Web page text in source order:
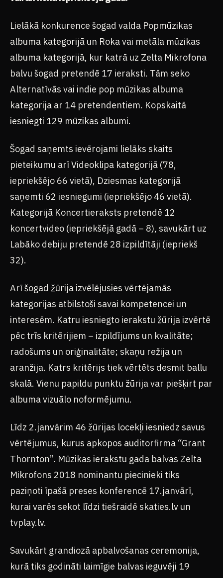
Lielākā konkurence šogad valda Popmūzikas
albuma kategorijā un Roka vai metāla mūzikas
albuma kategorijā, kur katrā uz Zelta Mikrofona
balvu šogad pretendē 17 ieraksti. Tām seko
Alternatīvās vai indie pop mūzikas albuma
kategorija ar 14 pretendentiem. Kopskaitā
iesniegti 129 mūzikas albumi.
Šogad saņemts ievērojami lielāks skaits
pieteikumu arī Videoklipa kategorijā (78,
iepriekšējo 66 vietā), Dziesmas kategorijā
saņemti 62 iesniegumi (iepriekšējo 46 vietā).
Kategorijā Koncertieraksts pretendē 12
koncertvideo (iepriekšējā gadā – 8), savukārt uz
Labāko debiju pretendē 28 izpildītāji (iepriekš
32).
Arī šogad žūrija izvēlējusies vērtējamās
kategorijas atbilstoši savai kompetencei un
interesēm. Katru iesniegto ierakstu žūrija izvērtē
pēc trīs kritērijiem – izpildījums un kvalitāte;
radošums un oriģinalitāte; skaņu režija un
aranžija. Katrs kritērijs tiek vērtēts desmit ballu
skalā. Vienu papildu punktu žūrija var piešķirt par
albuma vizuālo noformējumu.
Līdz 2.janvārim 46 žūrijas locekļi iesniedz savus
vērtējumus, kurus apkopos auditorfirma “Grant
Thornton”. Mūzikas ierakstu gada balvas Zelta
Mikrofons 2018 nominantu piecinieki tiks
paziņoti īpašā preses konferencē 17.janvārī,
kurai varēs sekot līdzi tiešraidē skaties.lv un
tvplay.lv.
Savukārt grandiozā apbalvošanas ceremonija,
kurā tiks godināti laimīgie balvas ieguvēji 19